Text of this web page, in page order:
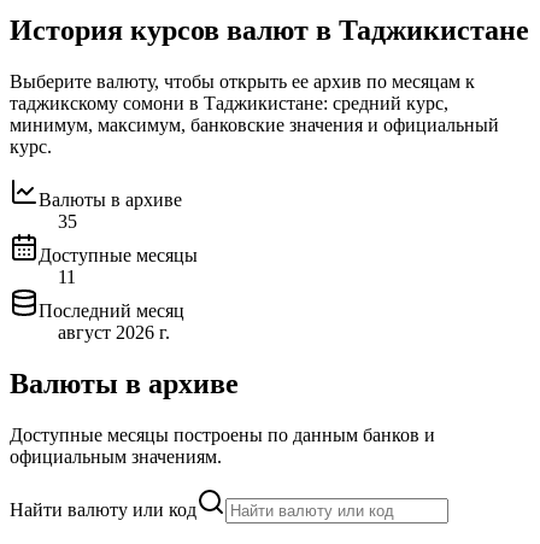
История курсов валют в Таджикистане
Выберите валюту, чтобы открыть ее архив по месяцам к
таджикскому сомони в Таджикистане: средний курс,
минимум, максимум, банковские значения и официальный
курс.
Валюты в архиве
35
Доступные месяцы
11
Последний месяц
август 2026 г.
Валюты в архиве
Доступные месяцы построены по данным банков и
официальным значениям.
Найти валюту или код